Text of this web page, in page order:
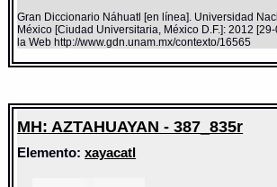
Gran Diccionario Náhuatl [en línea]. Universidad
México [Ciudad Universitaria, México D.F.]: 2012
la Web http://www.gdn.unam.mx/contexto/16565
MH: AZTAHUAYAN - 387_835r
Elemento:xayacatl